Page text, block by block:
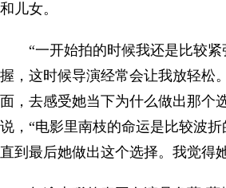
和儿女。
“一开始拍的时候我还是比较
握，这时候导演经常会让我放轻松
面，去感受她当下为什么做出那个
说，“电影里南枝的命运是比较波
直到最后她做出这个选择。我觉得